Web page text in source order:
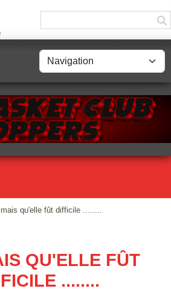
qu'elle fût difficile ........
QU'ELLE FÛT
........
cookies